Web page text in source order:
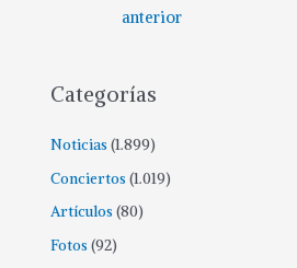
anterior
Categorías
Noticias (1.899)
Conciertos (1.019)
Artículos (80)
Fotos (92)